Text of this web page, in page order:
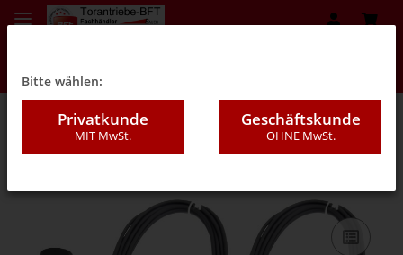
07DB - "Middle" 25/30mm
Bitte wählen:
Privatkunde
MIT MwSt.
Geschäftskunde
OHNE MwSt.